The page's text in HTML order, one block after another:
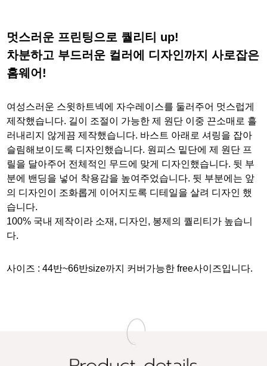
멋스러운 프린팅으로 퀄리티 up!
차분하고 부드러운 컬러에 디자인까지 사로잡은
홈웨어!
여성스러운 스윗하트넥에 자수레이스를 둘러주어 멋스럽게
제작했습니다. 길이 조절이 가능한 제 원단 이중 끈소매로 흘
러내리지 않게끔 제작했습니다. 바스트 아래로 셔링을 잡아
슬림해보이도록 디자인했습니다. 원피스 밑단에 제 원단 프
릴을 달아주어 전체적인 무드에 맞게 디자인했습니다. 뒷 부
분에 밴딩을 넣어 착용감을 높여주었습니다. 뒷 부분에는 앞
의 디자인이 조화롭게 이어지도록 디테일을 살려 디자인 했
습니다.
100% 국내 제작이라 소재, 디자인, 봉제의 퀄리티가 높습니
다.
사이즈 : 44반~66반size까지 커버가능한 free사이즈입니다.